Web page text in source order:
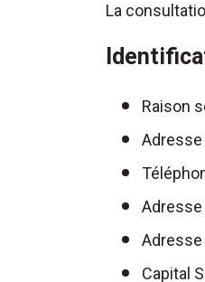
La
Raison
Adresse
Adresse
Capital